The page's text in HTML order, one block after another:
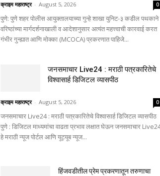
क्राइम महाराष्ट्र - August 5, 2026 0
पुणे: पुणे शहर पोलीस आयुक्तालयाच्या गुन्हे शाखा युनिट-३ कडील पथकाने
वरिष्ठांच्या मार्गदर्शनाखाली व आदेशानुसार अत्यंत महत्त्वाची कारवाई करत
गंभीर गुन्ह्यात आणि मोक्का (MCOCA) प्रकरणात पाहिजे...
जनसमाचार Live24 : मराठी पत्रकारितेचे
विश्वासार्ह डिजिटल व्यासपीठ
क्राइम महाराष्ट्र - August 5, 2026 0
जनसमाचार Live24 : मराठी पत्रकारितेचे विश्वासार्ह डिजिटल व्यासपीठ
पुणे : डिजिटल माध्यमांचा वाढता प्रभाव लक्षात घेऊन जनसमाचार
हे मराठी न्यूज पोर्टल आणि यूट्यूब न्यूज...
हिंजवडीतील प्रेम प्रकरणातून तरुणाचा